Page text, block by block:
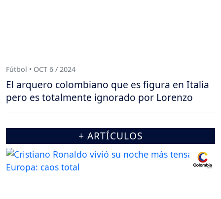
Fútbol • OCT 6 / 2024
El arquero colombiano que es figura en Italia
pero es totalmente ignorado por Lorenzo
+ ARTÍCULOS